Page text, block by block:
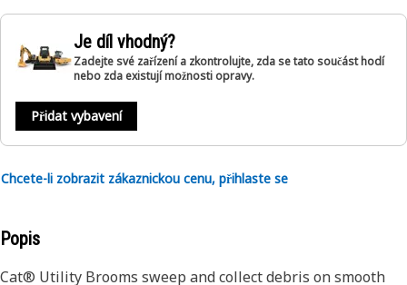
Je díl vhodný?
Zadejte své zařízení a zkontrolujte, zda se tato součást hodí
nebo zda existují možnosti opravy.
Přidat vybavení
Chcete-li zobrazit zákaznickou cenu, přihlaste se
Popis
Cat® Utility Brooms sweep and collect debris on smooth